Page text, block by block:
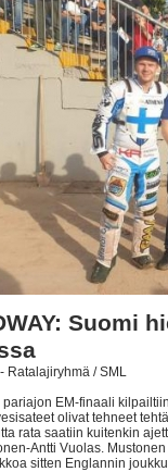
Suomi
Ratalajiryhmä / SML
EM-finaali
olivat tehneet
rata saatiin kuitenkin
Antti Vuolas.
sitten Englannin